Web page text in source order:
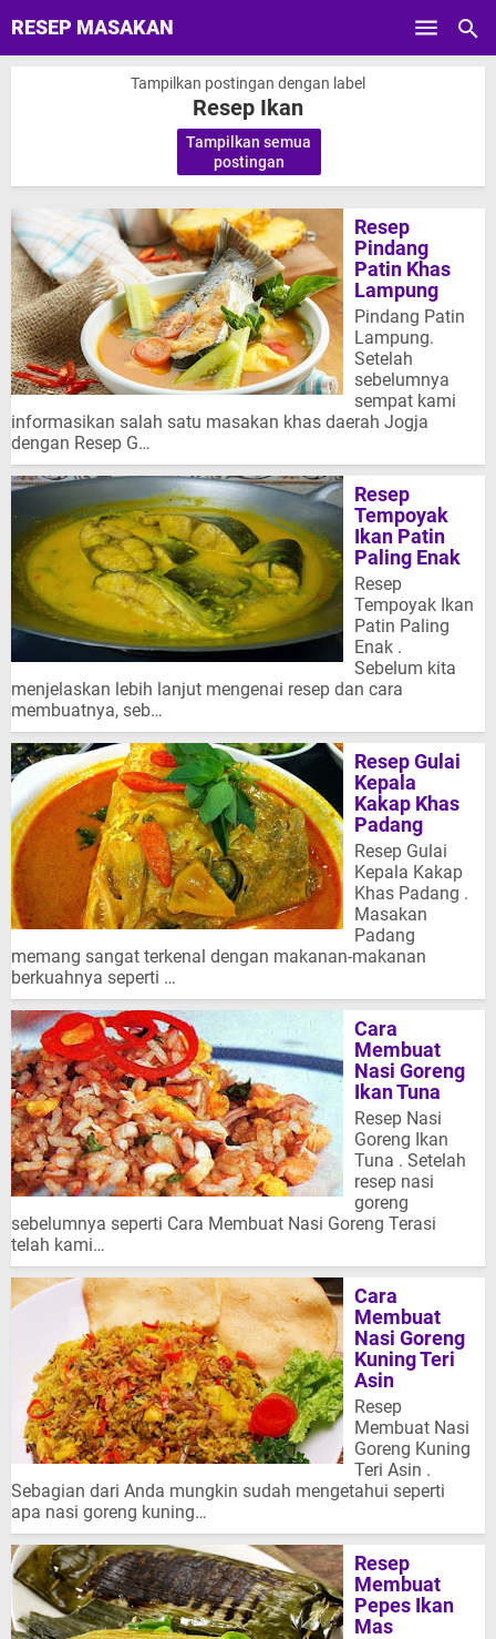
Skip to main content
RESEP MASAKAN
Tampilkan postingan dengan label
Resep Ikan
Tampilkan semua
postingan
Resep
Pindang
Patin Khas
Lampung
Pindang Patin
Lampung.
Setelah
sebelumnya
sempat kami
informasikan salah satu masakan khas daerah Jogja
dengan Resep G…
Resep
Tempoyak
Ikan Patin
Paling Enak
Resep
Tempoyak Ikan
Patin Paling
Enak .
Sebelum kita
menjelaskan lebih lanjut mengenai resep dan cara
membuatnya, seb…
Resep Gulai
Kepala
Kakap Khas
Padang
Resep Gulai
Kepala Kakap
Khas Padang .
Masakan
Padang
memang sangat terkenal dengan makanan-makanan
berkuahnya seperti …
Cara
Membuat
Nasi Goreng
Ikan Tuna
Resep Nasi
Goreng Ikan
Tuna . Setelah
resep nasi
goreng
sebelumnya seperti Cara Membuat Nasi Goreng Terasi
telah kami…
Cara
Membuat
Nasi Goreng
Kuning Teri
Asin
Resep
Membuat Nasi
Goreng Kuning
Teri Asin .
Sebagian dari Anda mungkin sudah mengetahui seperti
apa nasi goreng kuning…
Resep
Membuat
Pepes Ikan
Mas